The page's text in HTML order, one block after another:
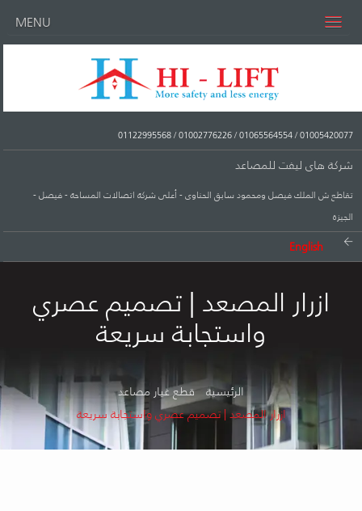
MENU
01005420077
/
01065564554
/
01002776226
/
01122995568
شركة هاى ليفت للمصاعد
تقاطع ش الملك فيصل ومحمود سابق الحناوى - أعلى شركة اتصالات المساحة - فيصل -
الجيزة
English
ازرار المصعد | تصميم عصري
واستجابة سريعة
الرئيسية قطع غيار مصاعد
ازرار المصعد | تصميم عصري واستجابة سريعة